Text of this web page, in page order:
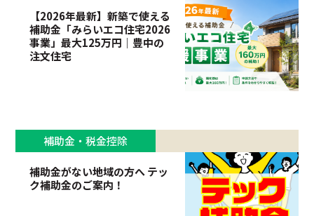
【2026年最新】新築で使える
補助金「みらいエコ住宅2026
事業」最大125万円｜豊中の
注文住宅
補助金・税金控除
補助金がない地域の方へ テッ
ク補助金のご案内！